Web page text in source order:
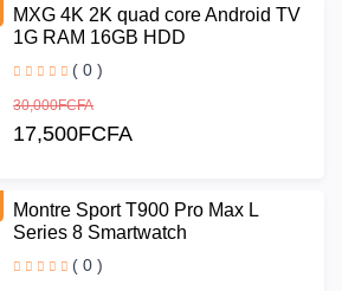
MXG 4K 2K quad core Android TV
1G RAM 16GB HDD
( 0 )
30,000FCFA
17,500FCFA
Montre Sport T900 Pro Max L
Series 8 Smartwatch
( 0 )